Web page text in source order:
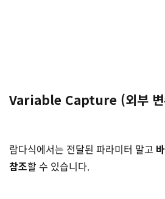
Variable Capture (외부 변
람다식에서는 전달된 파라미터 말고
참조할 수 있습니다.